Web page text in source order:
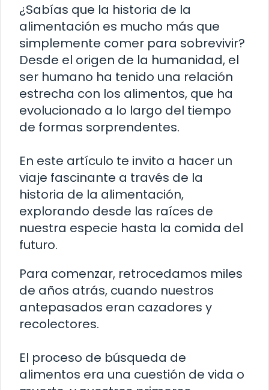
¿Sabías que la historia de la
alimentación es mucho más que
simplemente comer para sobrevivir?
Desde el origen de la humanidad, el
ser humano ha tenido una relación
estrecha con los alimentos, que ha
evolucionado a lo largo del tiempo
de formas sorprendentes.
En este artículo te invito a hacer un
viaje fascinante a través de la
historia de la alimentación,
explorando desde las raíces de
nuestra especie hasta la comida del
futuro.
Para comenzar, retrocedamos miles
de años atrás, cuando nuestros
antepasados eran cazadores y
recolectores.
El proceso de búsqueda de
alimentos era una cuestión de vida o